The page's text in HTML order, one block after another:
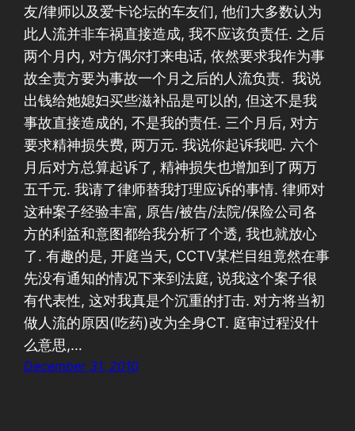
友/律师以及爱卡论坛的车友们, 他们大多数认为
此人流并非车祸直接造成, 我不应该负责任. 之后
两个月内, 对方偶尔打来电话, 依然要求我作为事
故全责方要为事故一个月之后的人流负责. 我说
出钱给她媳妇买些滋补品是可以的, 但这不是我
事故直接造成的, 不是我的责任. 三个月后, 对方
要求精神损失费, 两万元. 我说你起诉我吧. 六个
月后对方总算起诉了, 精神损失也增加到了两万
五千元. 我请了律师替我打理应诉的事情. 律师对
这种案子经验丰富, 原告/被告/法院/保险公司各
方的利益和意图都给我分析了个透, 我也就放心
了. 有趣的是, 开庭当天, CCTV某栏目组竟然在事
先没有通知的情况下来到法庭, 说我这个案子很
有代表性, 这对我真是个沉重的打击. 对方将当初
做人流的原因(吃药)改为全身CT. 庭审过程没什
么意思,…
December 31, 2010